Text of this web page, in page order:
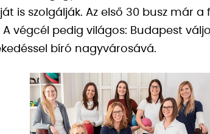
is szolgálják. Az első 30 busz már
A végcél pedig világos: Budapest
bíró nagyvárosává.